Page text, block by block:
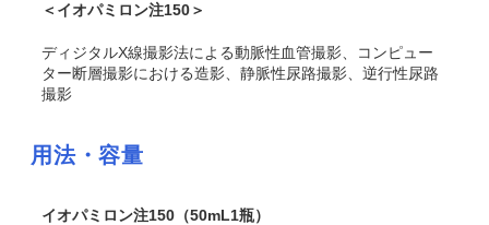
＜イオパミロン注150＞
ディジタルX線撮影法による動脈性血管撮影、コンピュー
ター断層撮影における造影、静脈性尿路撮影、逆行性尿路
撮影
用法・容量
イオパミロン注150（50mL1瓶）